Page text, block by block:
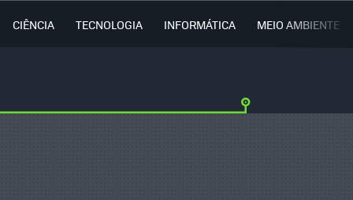
CIÊNCIA TECNOLOGIA INFORMÁTICA MEIO AMBIENTE